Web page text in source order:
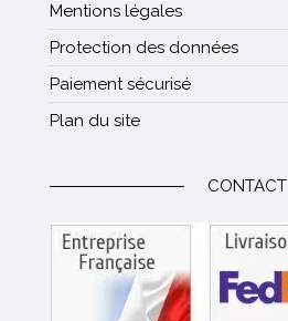
Mentions légales
Protection des données
Paiement sécurisé
Plan du site
CONTACT